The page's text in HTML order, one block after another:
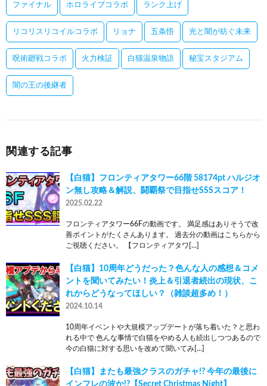
ファイナル ホロライブコラボ ランク上げ
リコリスリコイルコラボ リョナ 五条悟 光と闇が紡ぐ未来
呪術廻戦コラボ 火力検証 白猫温泉物語 秘宝スタジアム
闇の王の後継者
関連する記事
【白猫】フロンティアタワー66階 58174pt ハルジオ
ン無し攻略＆解説、闘覇祭で目指せSSSスコア！
2025.02.22
フロンティアタワー66Fの動画です。 満足感はありそうで改
善ポイントがたくさんあります。 過去分の動画はこちらから
ご視聴ください。 【フロンティアタワ[…]
【白猫】10周年どうだった？色んな人の感想＆コメ
ントを聞いてみたい！炎上＆引退者続出の現状、こ
れからどうなってほしい？（雑談超多め！）
2024.10.14
10周年イベントや大規模アップデートが落ち着いた？と思わ
れる中で 色んな事情で白猫をやめる人も続出しつつあるので
今の白猫に対する思いを改めて聞いてみ[…]
【白猫】またも最強クラスのガチャ!? 今年の最後に
インフレの波か!?【Secret Christmas Night】